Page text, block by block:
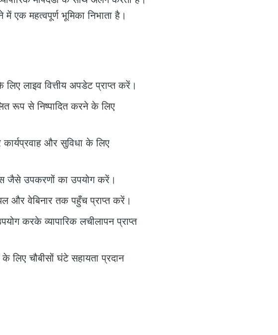
एक महत्वपूर्ण भूमिका निभाता है।
लाइव वित्तीय अपडेट प्राप्त करें।
रूप से निष्पादित करने के लिए
और सुविधा के लिए
जैसे उपकरणों का उपयोग करें।
और वेबिनार तक पहुँच प्राप्त करें।
करके व्यापारिक लचीलापन प्राप्त
लिए चौबीसों घंटे सहायता प्रदान